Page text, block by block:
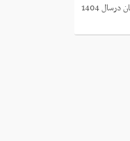
40 هزارو 656 خدمت درمانی به مددجویان گلستان درسال 1404